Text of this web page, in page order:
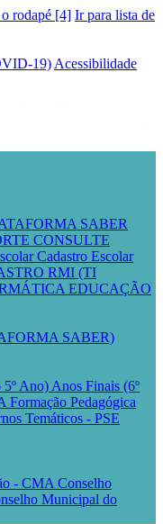
rodapé [4] Ir para lista de
19) Acessibilidade
SABER
CONSULTE
Cadastro Escolar
RMI (TI
EDUCAÇÃO
SABER)
5º Ano) Anos Finais (6º
Formação Pedagógica
Temáticos - PSE
- CMA Conselho
Municipal do